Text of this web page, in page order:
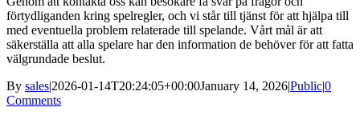
förtydliganden kring spelregler, och vi står till tjänst för att hjälpa till
med eventuella problem relaterade till spelande. Vårt mål är att
säkerställa att alla spelare har den information de behöver för att fatta
välgrundade beslut.
By sales|2026-01-14T20:24:05+00:00January 14, 2026|Public|0
Comments